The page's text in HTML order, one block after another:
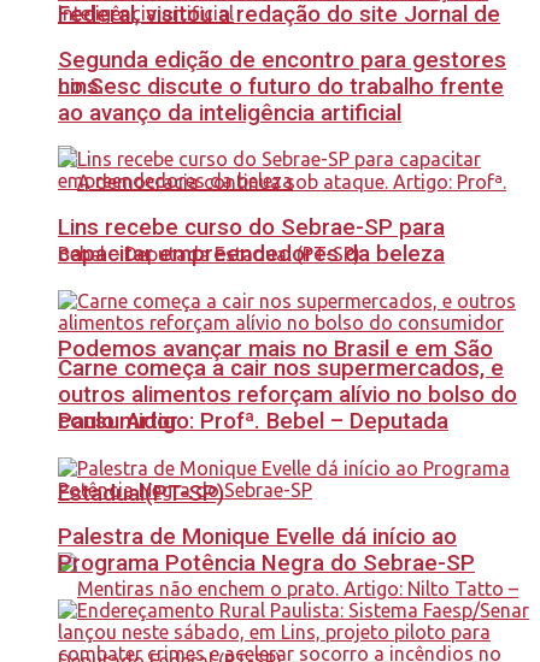
Federal, visitou a redação do site Jornal de
Lins.
Podemos avançar mais no Brasil e em São
Paulo. Artigo: Profª. Bebel – Deputada
Estadual(PT-SP)
Segunda edição de encontro para gestores
no Sesc discute o futuro do trabalho frente
ao avanço da inteligência artificial
Lins recebe curso do Sebrae-SP para
capacitar empreendedores da beleza
Carne começa a cair nos supermercados, e
outros alimentos reforçam alívio no bolso do
consumidor
Palestra de Monique Evelle dá início ao
Programa Potência Negra do Sebrae-SP